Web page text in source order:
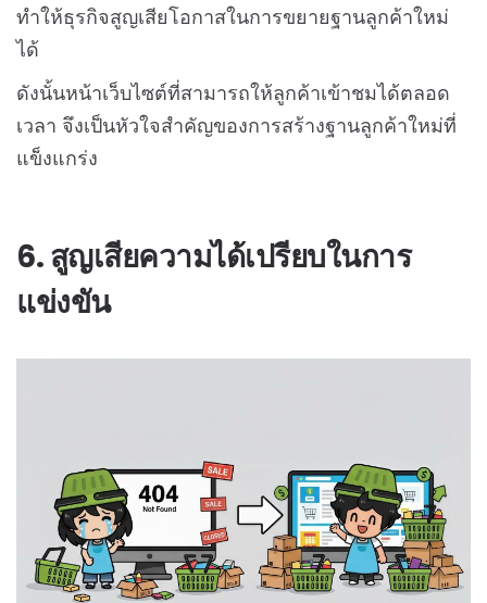
ทำให้ธุรกิจสูญเสียโอกาสในการขยายฐานลูกค้าใหม่
ได้
ดังนั้นหน้าเว็บไซต์ที่สามารถให้ลูกค้าเข้าชมได้ตลอด
เวลา จึงเป็นหัวใจสำคัญของการสร้างฐานลูกค้าใหม่ที่
แข็งแกร่ง
6. สูญเสียความได้เปรียบในการ
แข่งขัน